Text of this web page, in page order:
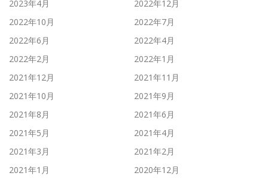
2023年4月
2022年12月
2022年10月
2022年7月
2022年6月
2022年4月
2022年2月
2022年1月
2021年12月
2021年11月
2021年10月
2021年9月
2021年8月
2021年6月
2021年5月
2021年4月
2021年3月
2021年2月
2021年1月
2020年12月